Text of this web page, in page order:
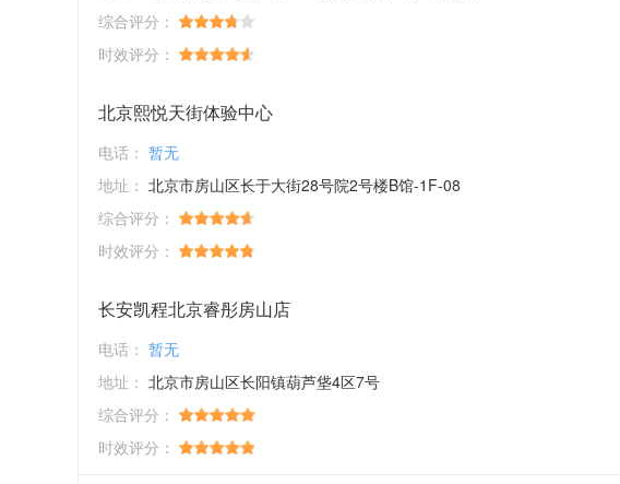
综合评分：
时效评分：
北京熙悦天街体验中心
电话： 暂无
地址： 北京市房山区长于大街28号院2号楼B馆-1F-08
综合评分：
时效评分：
长安凯程北京睿彤房山店
电话： 暂无
地址： 北京市房山区长阳镇葫芦垡4区7号
综合评分：
时效评分：